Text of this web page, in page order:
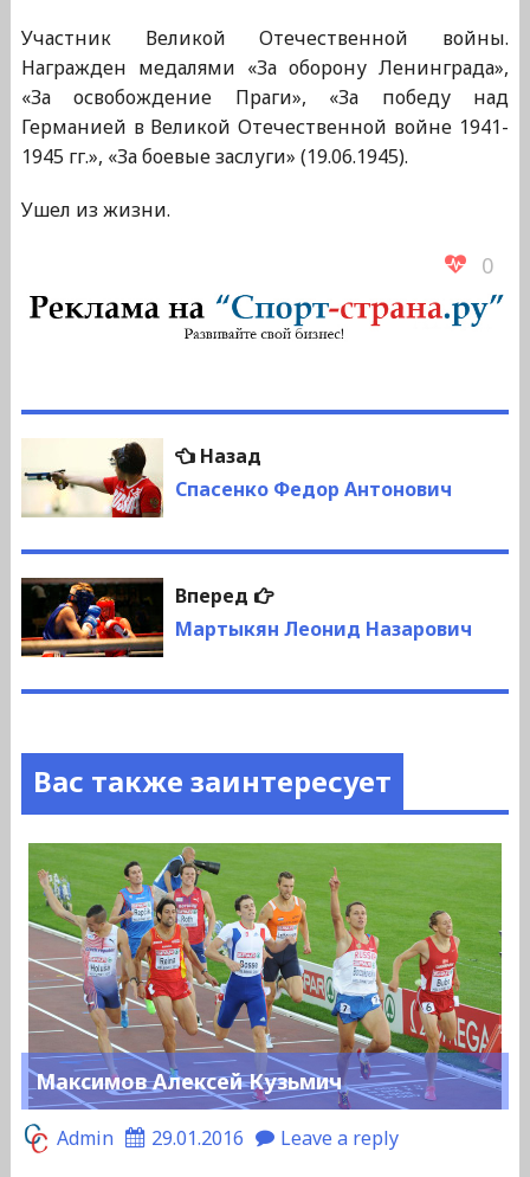
Участник Великой Отечественной войны.
Награжден медалями «За оборону Ленинграда»,
«За освобождение Праги», «За победу над
Германией в Великой Отечественной войне 1941-
1945 гг.», «За боевые заслуги» (19.06.1945).
Ушел из жизни.
0
Навигация
по
записям
НазадПредыдущая
запись:
Спасенко Федор Антонович
Вперед
Следующая
запись:
Мартыкян Леонид Назарович
Вас также заинтересует
Максимов Алексей Кузьмич
Admin 29.01.2016 Leave a reply